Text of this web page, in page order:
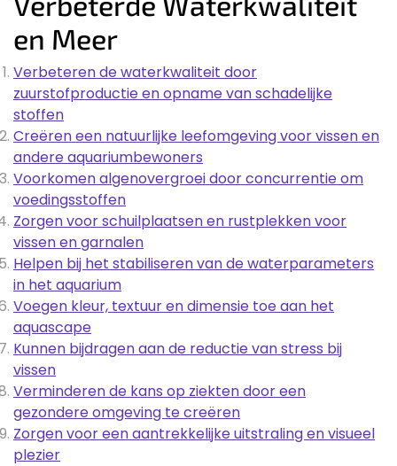
en Meer
Verbeteren de waterkwaliteit door
zuurstofproductie en opname van schadelijke
stoffen
Creëren een natuurlijke leefomgeving voor vissen en
andere aquariumbewoners
Voorkomen algenovergroei door concurrentie om
voedingsstoffen
Zorgen voor schuilplaatsen en rustplekken voor
vissen en garnalen
Helpen bij het stabiliseren van de waterparameters
in het aquarium
Voegen kleur, textuur en dimensie toe aan het
aquascape
Kunnen bijdragen aan de reductie van stress bij
vissen
Verminderen de kans op ziekten door een
gezondere omgeving te creëren
Zorgen voor een aantrekkelijke uitstraling en visueel
plezier